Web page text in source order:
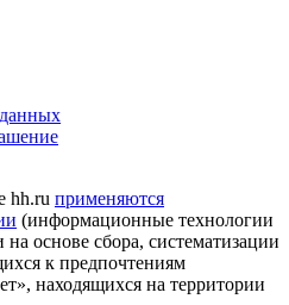
hh.ru применяются
(информационные технологии
основе сбора, систематизации
к предпочтениям
находящихся на территории